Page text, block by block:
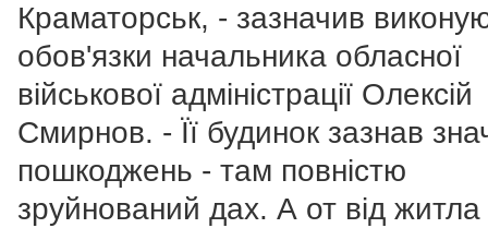
Краматорськ, - зазначив
обов'язки начальника обласної
військової адміністрації Олексій
Смирнов. - Її будинок зазнав
пошкоджень - там повністю
зруйнований дах. А от від